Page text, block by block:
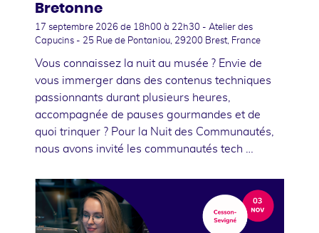
Bretonne
17 septembre 2026 de 18h00 à 22h30 - Atelier des
Capucins - 25 Rue de Pontaniou, 29200 Brest, France
Vous connaissez la nuit au musée ? Envie de
vous immerger dans des contenus techniques
passionnants durant plusieurs heures,
accompagnée de pauses gourmandes et de
quoi trinquer ? Pour la Nuit des Communautés,
nous avons invité les communautés tech …